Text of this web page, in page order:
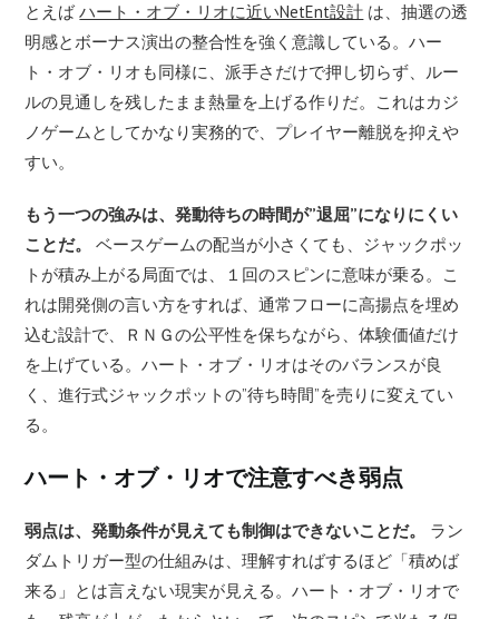
とえばハート・オブ・リオに近いNetEnt設計 は、抽選の透
明感とボーナス演出の整合性を強く意識している。ハー
ト・オブ・リオも同様に、派手さだけで押し切らず、ルー
ルの見通しを残したまま熱量を上げる作りだ。これはカジ
ノゲームとしてかなり実務的で、プレイヤー離脱を抑えや
すい。
もう一つの強みは、発動待ちの時間が”退屈”になりにくい
ことだ。
ベースゲームの配当が小さくても、ジャックポッ
トが積み上がる局面では、１回のスピンに意味が乗る。こ
れは開発側の言い方をすれば、通常フローに高揚点を埋め
込む設計で、ＲＮＧの公平性を保ちながら、体験価値だけ
を上げている。ハート・オブ・リオはそのバランスが良
く、進行式ジャックポットの”待ち時間”を売りに変えてい
る。
ハート・オブ・リオで注意すべき弱点
弱点は、発動条件が見えても制御はできないことだ。
ラン
ダムトリガー型の仕組みは、理解すればするほど「積めば
来る」とは言えない現実が見える。ハート・オブ・リオで